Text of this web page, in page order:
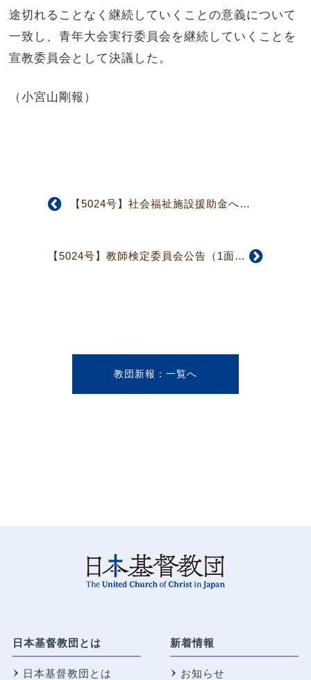
途切れることなく継続していくことの意義について
一致し、青年大会実行委員会を継続していくことを
宣教委員会として決議した。
（小宮山剛報）
【5024号】社会福祉施設援助金への推薦のお願い（1面）
【5024号】教師検定委員会公告（1面）
教団新報
日本基督教団とは
日本基督教団とは
新着情報
お知らせ